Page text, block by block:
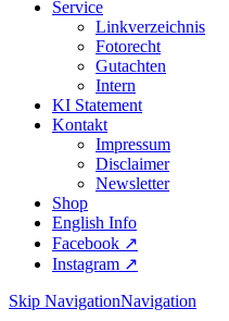
Service
Linkverzeichnis
Fotorecht
Gutachten
Intern
KI Statement
Kontakt
Impressum
Disclaimer
Newsletter
Shop
English Info
Facebook ↗︎
Instagram ↗︎
Skip NavigationNavigation